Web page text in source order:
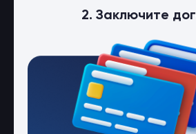
2. Заключите